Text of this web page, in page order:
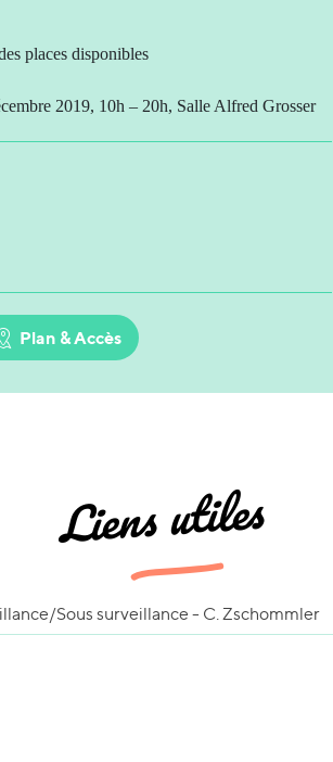
places disponibles
2019, 10h – 20h, Salle Alfred Grosser
Plan & Accès
Liens utiles
Sous surveillance - C. Zschommler